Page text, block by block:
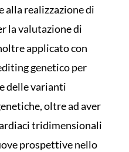
alla realizzazione di
la valutazione di
applicato con
genetico per
delle varianti
oltre ad aver
tridimensionali
prospettive nello